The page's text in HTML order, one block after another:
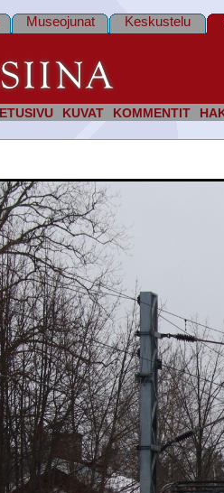
ETUSIVU KUVAT KOMMENTIT
Museojunat Keskustelu